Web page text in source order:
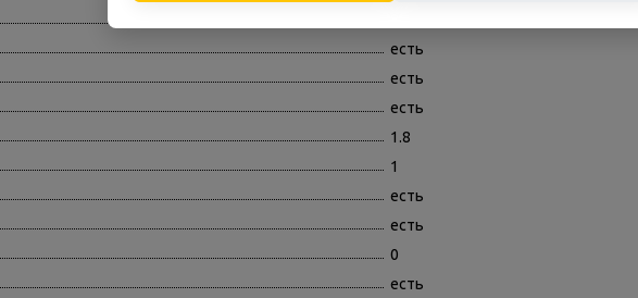
есть
есть
есть
1.8
1
есть
есть
0
есть